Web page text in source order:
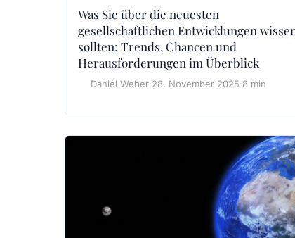
Was Sie über die neuesten
gesellschaftlichen Entwicklungen
sollten: Trends, Chancen und
Herausforderungen im Überblick
Daniel Weber·28. November 2025·8 min